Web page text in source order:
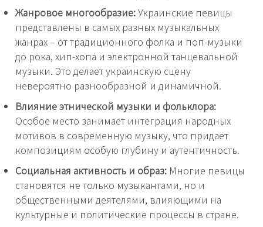
Жанровое многообразие:Украинские певицы
представлены в самых разных музыкальных
жанрах – от традиционного фолка и поп-музыки
до рока, хип-хопа и электронной танцевальной
музыки. Это делает украинскую сцену
невероятно разнообразной и динамичной.
Влияние этнической музыки и фольклора:
Особое место занимает интеграция народных
мотивов в современную музыку, что придает
композициям особую глубину и аутентичность.
Социальная активность и образ: Многие певицы
становятся не только музыкантами, но и
общественными деятелями, влияющими на
культурные и политические процессы в стране.